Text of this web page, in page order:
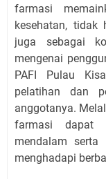
farmasi
kesehatan, tidak
juga sebagai
mengenai
PAFI Pulau
pelatihan dan
anggotanya.
farmasi dapat
mendalam
menghadapi